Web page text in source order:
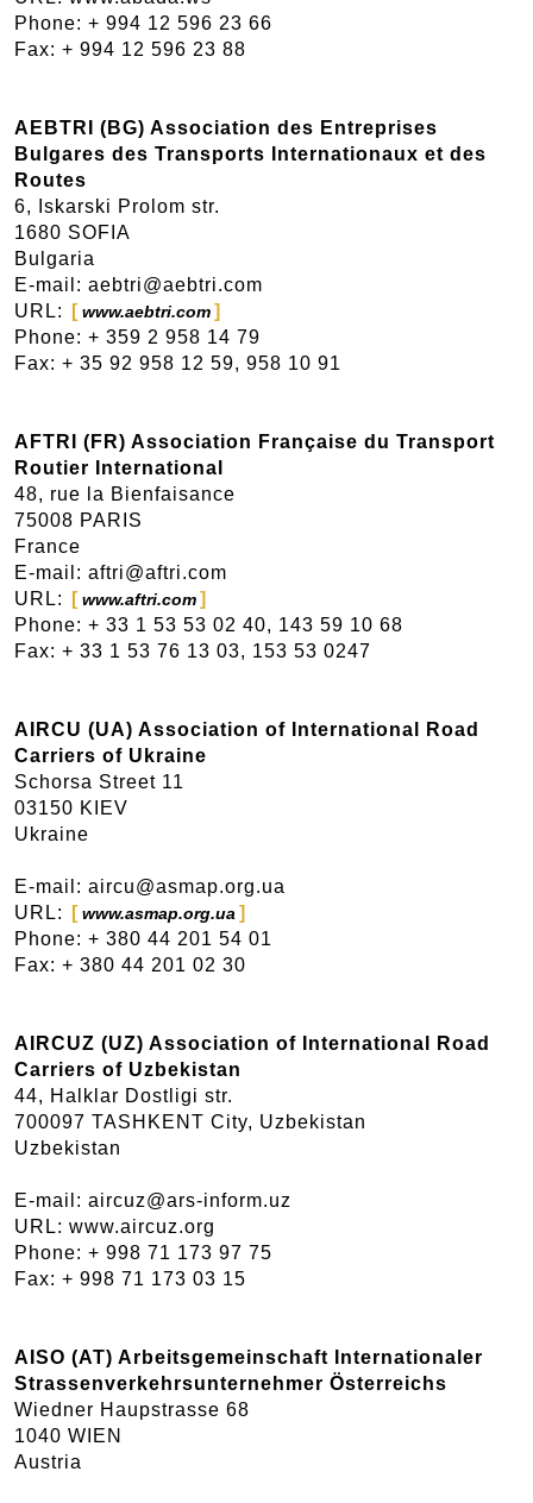
Phone: + 994 12 596 23 66
Fax: + 994 12 596 23 88
AEBTRI (BG) Association des Entreprises
Bulgares des Transports Internationaux et des
Routes
6, Iskarski Prolom str.
1680 SOFIA
Bulgaria
E-mail: aebtri@aebtri.com
URL:
www.aebtri.com
Phone: + 359 2 958 14 79
Fax: + 35 92 958 12 59, 958 10 91
AFTRI (FR) Association Française du Transport
Routier International
48, rue la Bienfaisance
75008 PARIS
France
E-mail: aftri@aftri.com
URL:
www.aftri.com
Phone: + 33 1 53 53 02 40, 143 59 10 68
Fax: + 33 1 53 76 13 03, 153 53 0247
AIRCU (UA) Association of International Road
Carriers of Ukraine
Schorsa Street 11
03150 KIEV
Ukraine
E-mail: aircu@asmap.org.ua
URL:
www.asmap.org.ua
Phone: + 380 44 201 54 01
Fax: + 380 44 201 02 30
AIRCUZ (UZ) Association of International Road
Carriers of Uzbekistan
44, Halklar Dostligi str.
700097 TASHKENT City, Uzbekistan
Uzbekistan
E-mail: aircuz@ars-inform.uz
URL: www.aircuz.org
Phone: + 998 71 173 97 75
Fax: + 998 71 173 03 15
AISO (AT) Arbeitsgemeinschaft Internationaler
Strassenverkehrsunternehmer Österreichs
Wiedner Haupstrasse 68
1040 WIEN
Austria